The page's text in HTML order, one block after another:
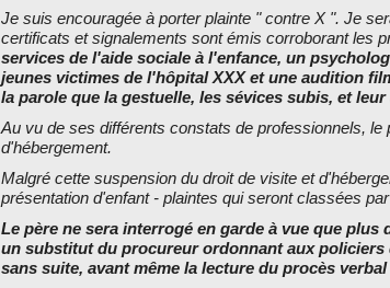
Je suis encouragée à porter plainte " contre X ". Je
certificats et signalements sont émis corroborant les
services de l'aide sociale à l'enfance, un
jeunes victimes de l'hôpital XXX et une audition
la parole que la gestuelle, les sévices subis, et leur
Au vu de ses différents constats de professionnels,
d'hébergement.
Malgré cette suspension du droit de visite et
présentation d'enfant - plaintes qui seront classées
Le père ne sera interrogé en garde à vue que
un substitut du procureur ordonnant aux
sans suite, avant même la lecture du procès